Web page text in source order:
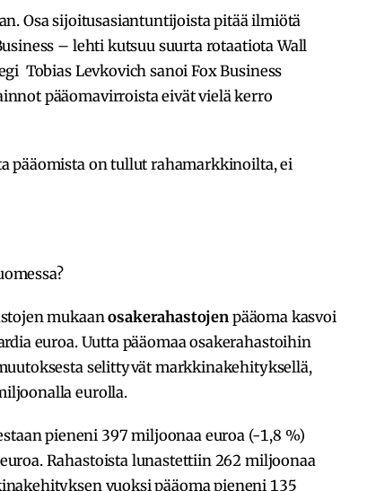
Osa sijoitusasiantuntijoista pitää ilmiötä
– lehti kutsuu suurta rotaatiota Wall
Tobias Levkovich sanoi Fox Business
pääomavirroista eivät vielä kerro
pääomista on tullut rahamarkkinoilta, ei
mukaanosakerahastojenpääoma kasvoi
euroa. Uutta pääomaa osakerahastoihin
selittyvät markkinakehityksellä,
eurolla.
pieneni 397 miljoonaa euroa (-1,8 %)
Rahastoista lunastettiin 262 miljoonaa
vuoksi pääoma pieneni 135